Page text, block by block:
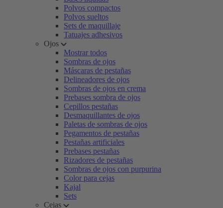
Polvos compactos
Polvos sueltos
Sets de maquillaje
Tatuajes adhesivos
Ojos
Mostrar todos
Sombras de ojos
Máscaras de pestañas
Delineadores de ojos
Sombras de ojos en crema
Prebases sombra de ojos
Cepillos pestañas
Desmaquillantes de ojos
Paletas de sombras de ojos
Pegamentos de pestañas
Pestañas artificiales
Prebases pestañas
Rizadores de pestañas
Sombras de ojos con purpurina
Color para cejas
Kajal
Sets
Cejas